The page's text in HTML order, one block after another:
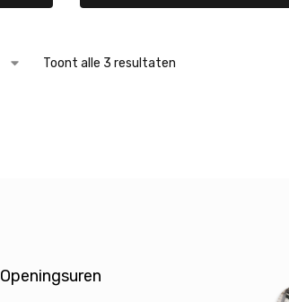
Toont alle 3 resultaten
Openingsuren